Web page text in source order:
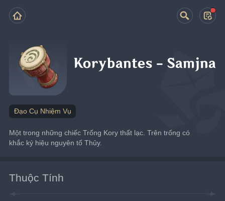
Korybantes - Samjna
Đạo Cụ Nhiệm Vụ
Một trong những chiếc Trống Kory thất lạc. Trên trống có
khắc ký hiệu nguyên tố Thủy.
Thuộc Tính